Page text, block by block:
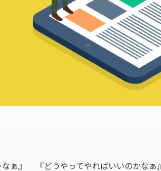
ぁ』 『どうやってやればいいのかなぁ』